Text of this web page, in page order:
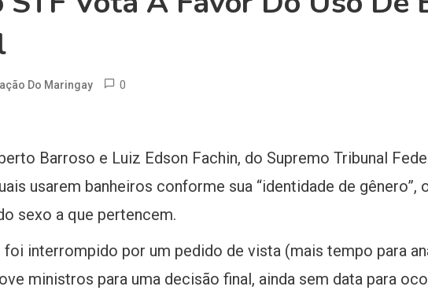
Do Maringay 0
Barroso e Luiz Edson Fachin, do Supremo Tribunal
usarem banheiros conforme sua “identidade de
sexo a que pertencem.
foi interrompido por um pedido de vista (mais tempo para
ministros para uma decisão final, ainda sem data para